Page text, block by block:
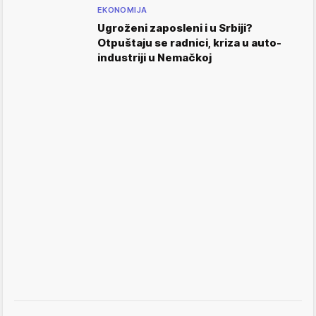
EKONOMIJA
Ugroženi zaposleni i u Srbiji?
Otpuštaju se radnici, kriza u auto-
industriji u Nemačkoj